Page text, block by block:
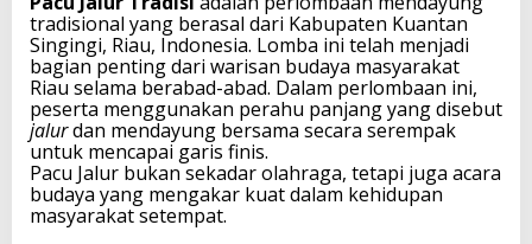
s
i
M
e
n
d
a
y
u
n
g
tradisional yang berasal dari Kabupaten Kuantan
Singingi, Riau, Indonesia. Lomba ini telah menjadi
bagian penting dari warisan budaya masyarakat
Riau selama berabad-abad. Dalam perlombaan ini,
peserta menggunakan perahu panjang yang disebut
jalurdan mendayung bersama secara serempak
untuk mencapai garis finis.
Pacu Jalur bukan sekadar olahraga, tetapi juga acara
budaya yang mengakar kuat dalam kehidupan
masyarakat setempat.